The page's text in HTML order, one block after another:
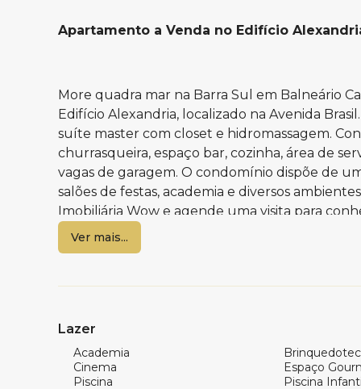
Apartamento a Venda no Edifício
More quadra mar na Barra Sul em Balneário
Edifício Alexandria, localizado na Avenida
suíte master com closet e hidromassagem.
churrasqueira, espaço bar, cozinha, área de
vagas de garagem. O condomínio dispõe de
salões de festas, academia e diversos
Imobiliária Wow e agende uma visita para
Lavabo
Espaço Bar
Cozinha
Ver mais...
Lazer
Academia
Cinema
Espaço
Piscina
Piscina